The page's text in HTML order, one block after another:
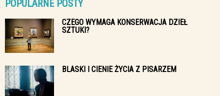
POPULARNE POSTY
CZEGO WYMAGA KONSERWACJA DZIEŁ
SZTUKI?
BLASKI I CIENIE ŻYCIA Z PISARZEM